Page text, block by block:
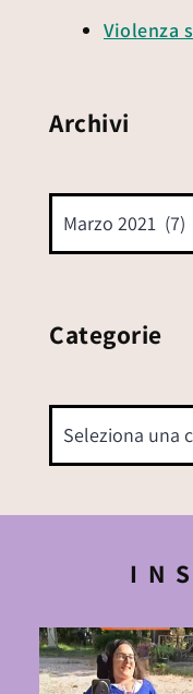
Violenza
Archivi
Categorie